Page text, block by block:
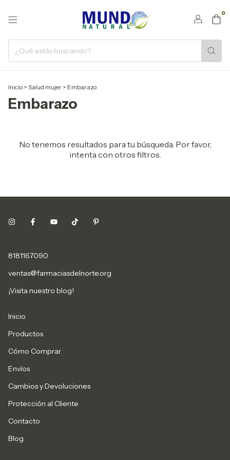
0
Inicio > Salud mujer > Embarazo
Embarazo
No tenemos resultados para tu búsqueda. Por favor,
intenta con otros filtros.
8181167090
ventas@farmaciasdelnorte.org
¡Visita nuestro blog!
Inicio
Productos
Cómo Comprar
Envíos
Cambios y Devoluciones
Protección al Cliente
Contacto
Blog